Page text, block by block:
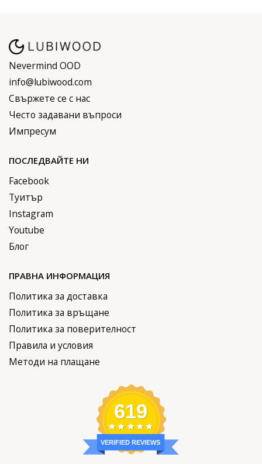
Nevermind OOD
info@lubiwood.com
Свържете се с нас
Често задавани въпроси
Импресум
ПОСЛЕДВАЙТЕ НИ
Facebook
Туитър
Instagram
Youtube
Блог
ПРАВНА ИНФОРМАЦИЯ
Политика за доставка
Политика за връщане
Политика за поверителност
Правила и условия
Методи на плащане
619
VERIFIED REVIEWS